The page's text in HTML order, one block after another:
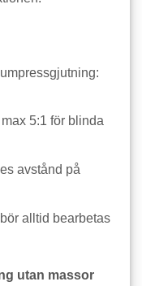
5:1 för blinda
avstånd på
alltid bearbetas
utan massor